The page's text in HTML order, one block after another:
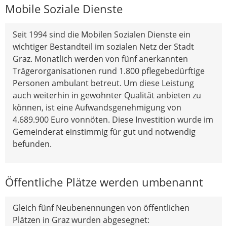
Mobile Soziale Dienste
Seit 1994 sind die Mobilen Sozialen Dienste ein
wichtiger Bestandteil im sozialen Netz der Stadt
Graz. Monatlich werden von fünf anerkannten
Trägerorganisationen rund 1.800 pflegebedürftige
Personen ambulant betreut. Um diese Leistung
auch weiterhin in gewohnter Qualität anbieten zu
können, ist eine Aufwandsgenehmigung von
4.689.900 Euro vonnöten. Diese Investition wurde im
Gemeinderat einstimmig für gut und notwendig
befunden.
Öffentliche Plätze werden umbenannt
Gleich fünf Neubenennungen von öffentlichen
Plätzen in Graz wurden abgesegnet: